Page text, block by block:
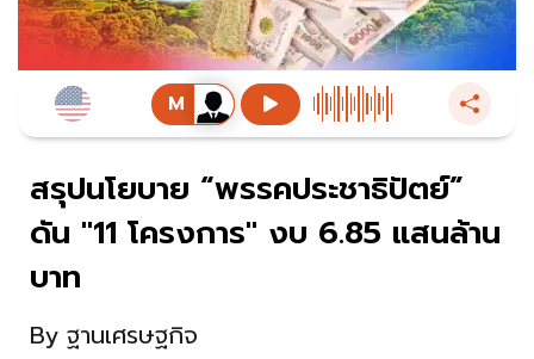
สรุปนโยบาย “พรรคประชาธิปัตย์”
ดัน "11 โครงการ" งบ 6.85 แสนล้าน
บาท
By ฐานเศรษฐกิจ